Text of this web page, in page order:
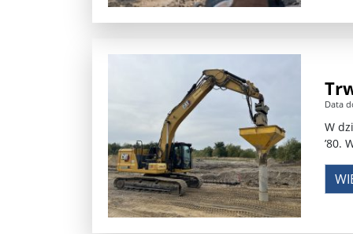
Były prezydent Korei Płd. nie dał się
Pierwszy kraj UE zakazuje eksportu broni do
Okrągły stół na Białorusi? Przeciwnicy
Grażyna Torbicka: Kocham kino, ale kocham
Estera Flieger: Nie znoszę dyskusji o sensie
Michał Szułdrzyński: Z popiołów aż do chmur.
Data
W
’80.